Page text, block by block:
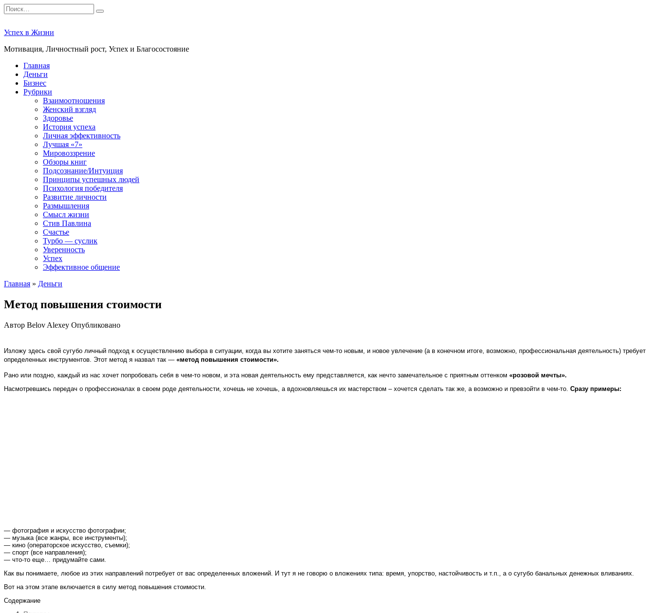
Перейти
к
Search
for:
Успех в Жизни
Мотивация, Личностный рост, Успех и Благосостояние
Главная
Деньги
Бизнес
Рубрики
Взаимоотношения
Женский взгляд
Здоровье
История успеха
Личная эффективность
Лучшая «7»
Мировоззрение
Обзоры книг
Подсознание/Интуиция
Принципы успешных людей
Психология победителя
Развитие личности
Размышления
Смысл жизни
Стив Павлина
Счастье
Турбо — суслик
Уверенность
Успех
Эффективное общение
Главная » Деньги
Метод повышения стоимости
Автор Belov Alexey Опубликовано
Изложу здесь свой сугубо личный подход к осуществлению выбора в ситуации, когда вы хотите заняться чем-то новым, и новое увлечение (а в конечном итоге, возможно, профессиональная деятельность) требует
определенных инструментов. Этот метод я назвал так — «метод повышения стоимости».
Рано или поздно, каждый из нас хочет попробовать себя в чем-то новом, и эта новая деятельность ему представляется, как нечто замечательное с приятным оттенком «розовой мечты».
Насмотревшись передач о профессионалах в своем роде деятельности, хочешь не хочешь, а вдохновляешься их мастерством – хочется сделать так же, а возможно и превзойти в чем-то. Сразу примеры:
— фотография и искусство фотографии;
— музыка (все жанры, все инструменты);
— кино (операторское искусство, съемки);
— спорт (все направления);
— что-то еще… придумайте сами.
Как вы понимаете, любое из этих направлений потребует от вас определенных вложений. И тут я не говорю о вложениях типа: время, упорство, настойчивость и т.п., а о сугубо банальных денежных вливаниях.
Вот на этом этапе включается в силу метод повышения стоимости.
Содержание